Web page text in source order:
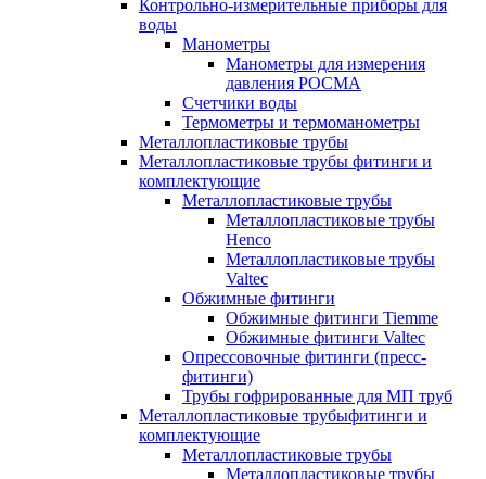
Контрольно-измерительные приборы для
воды
Манометры
Манометры для измерения
давления РОСМА
Счетчики воды
Термометры и термоманометры
Металлопластиковые трубы
Металлопластиковые трубы фитинги и
комплектующие
Металлопластиковые трубы
Металлопластиковые трубы
Henco
Металлопластиковые трубы
Valtec
Обжимные фитинги
Обжимные фитинги Tiemme
Обжимные фитинги Valtec
Опрессовочные фитинги (пресс-
фитинги)
Трубы гофрированные для МП труб
Металлопластиковые трубыфитинги и
комплектующие
Металлопластиковые трубы
Металлопластиковые трубы